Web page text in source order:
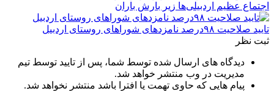
اجتماع عظیم اردبیلی‌ها زیر بارش باران
تایید صلاحیت ۹۸درصد نامزدهای شوراهای روستای اردبیل
ثبت نظر
دیدگاه های ارسال شده توسط شما، پس از تایید توسط تیم
مدیریت در وب منتشر خواهد شد.
پیام هایی که حاوی تهمت یا افترا باشد منتشر نخواهد شد.